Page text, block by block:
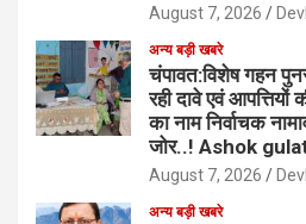
August 7, 2026
अन्य बड़ी खबरे
चंपावत:विशेष गहन
रही दावे एवं
का नाम निर्वाचक
जोर..! Ashok
August 7, 2026
अन्य बड़ी खबरे